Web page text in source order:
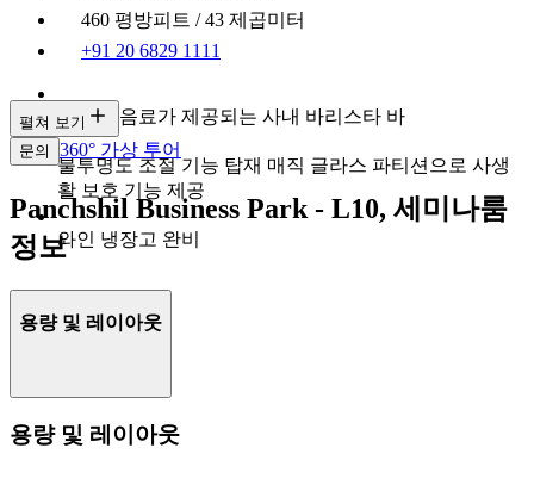
460 평방피트 / 43 제곱미터
+91 20 6829 1111
다양한 음료가 제공되는 사내 바리스타 바
불투명도 조절 기능 탑재 매직 글라스 파티션으로 사생
활 보호 기능 제공
와인 냉장고 완비
펼쳐 보기
문의
360° 가상 투어
Panchshil Business Park - L10, 세미나룸
정보
용량 및 레이아웃
용량 및 레이아웃